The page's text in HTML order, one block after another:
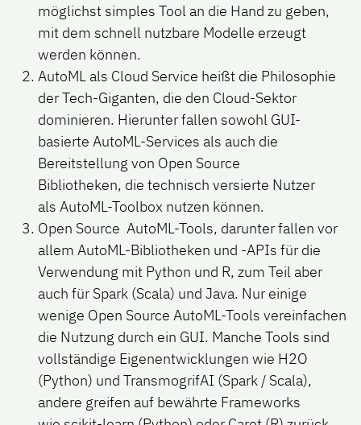
möglichst simples Tool an die Hand zu geben,
mit dem schnell nutzbare Modelle erzeugt
werden können.
AutoML als Cloud Service heißt die Philosophie
der Tech-Giganten, die den Cloud-Sektor
dominieren. Hierunter fallen sowohl GUI-
basierte AutoML-Services als auch die
Bereitstellung von Open Source
Bibliotheken, die technisch versierte Nutzer
als AutoML-Toolbox nutzen können.
Open Source AutoML-Tools, darunter fallen vor
allem AutoML-Bibliotheken und -APIs für die
Verwendung mit Python und R, zum Teil aber
auch für Spark (Scala) und Java. Nur einige
wenige Open Source AutoML-Tools vereinfachen
die Nutzung durch ein GUI. Manche Tools sind
vollständige Eigenentwicklungen wie H2O
(Python) und TransmogrifAI (Spark / Scala),
andere greifen auf bewährte Frameworks